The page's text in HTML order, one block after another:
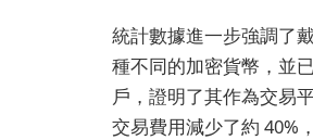
統計數據進一步強調了
種不同的加密貨幣，並
戶，證明了其作為交易
交易費用減少了約 40%